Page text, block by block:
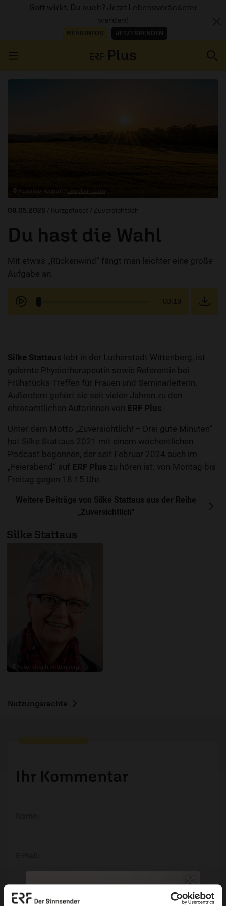
Gott wirkt. Du auch? Jetzt Lebensveränderer
werden!
MEHR INFOS JETZT SPENDEN
© Federico Respini /
08.05.2026 / Kurzgefasst / Zuversichtlich
Du hast die Wahl
Mit etwas „Rückenwind“ fängt man leichter eine große
Aufgabe an.
03:19
Silke Stattaus lebt in der Lutherstadt Wittenberg, ist
gelernte Physiotherapeutin sowie Referentin bei
Frühstücks-Treffen für Frauen und Seminarleiterin.
Außerdem gehört sie seit vielen Jahren zu den
ehrenamtlichen Autorinnen von ERF Plus
Unter dem Motto „Zuversichtlich! – Drei gute Minuten“
hat Silke Stattaus 2021 mit einem wöchentlichen
Podcast begonnen, der seit Februar 2024 auch im
„Feierabend“ auf ERF Plus zu hören ist: von Montag bis
Freitag gegen 18:15 Uhr.
Weitere Beiträge von Silke Stattaus aus der Reihe
„Zuversichtlich“
Silke Stattaus
© Foto-Kirsch Wittenberg
Nutzungsrechte
Ihr Kommentar